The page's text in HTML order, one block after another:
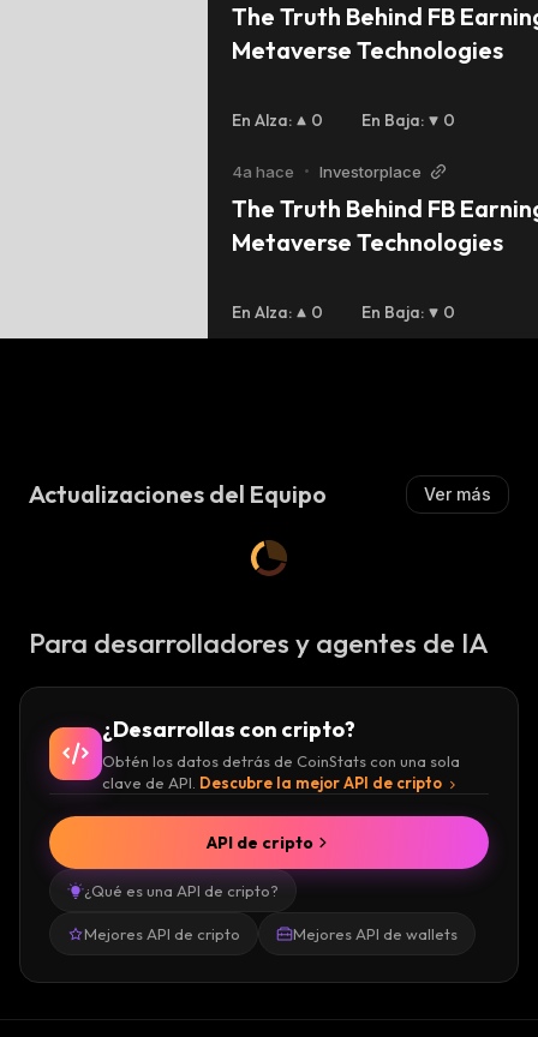
The Truth Behind FB
Metaverse Technologies
En Alza: 0 En Baja: 0
4a hace • Investorplace
The Truth Behind FB
Metaverse Technologies
En Alza: 0 En Baja: 0
Actualizaciones del Equipo Ver más
Para desarrolladores y agentes de IA
¿Desarrollas con cripto?
Obtén los datos detrás de CoinStats con una sola
clave de API. Descubre la mejor API de cripto
¿Qué es una API de cripto?
Mejores API de cripto Mejores API de wallets
API de cripto